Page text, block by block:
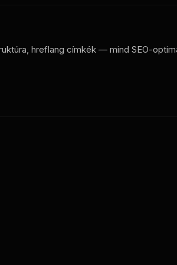
hreflang címkék — mind SEO-